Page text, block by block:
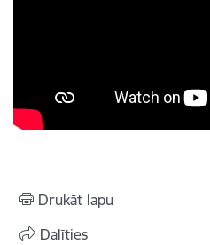
Drukāt lapu
Dalīties